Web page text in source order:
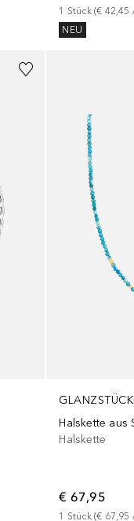
1 Stück (€ 42,45
NEU
Halskette
€ 67,95
1 Stück (€ 67,95